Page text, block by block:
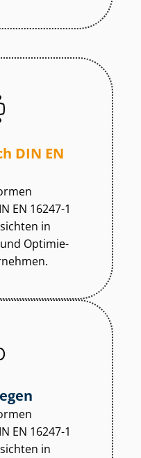
DIN EN
EN 16247-1
in
Op­ti­mie­
EN 16247-1
in